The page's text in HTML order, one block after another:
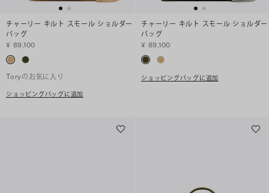
チャーリー キルト スモール ショルダー
バッグ
¥ 89,100
Toryのお気に入り
ショッピングバッグに追加
チャーリー キルト スモール ショルダー
バッグ
¥ 89,100
ショッピングバッグに追加